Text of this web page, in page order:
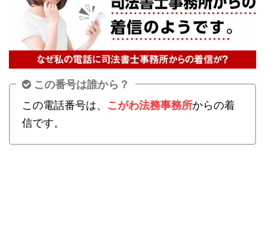
この番号は誰から？
この電話番号は、 こがわ法務事務所からの着
信です。